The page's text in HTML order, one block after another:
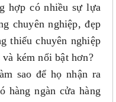
hợp có nhiều sự lựa
chuyên nghiệp, đẹp
thiếu chuyên nghiệp
kém nổi bật hơn?
sao để họ nhận ra
hàng ngàn cửa hàng